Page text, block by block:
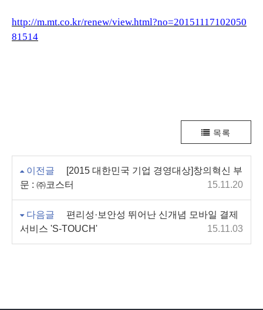
http://m.mt.co.kr/renew/view.html?no=20151117102050
81514
목록
이전글
[2015 대한민국 기업 경영대상] ​ 창의혁신 부
문 : ㈜코스터
15.11.20
다음글
편리성·보안성 뛰어난 신개념 모바일 결제
서비스 'S-TOUCH'
15.11.03